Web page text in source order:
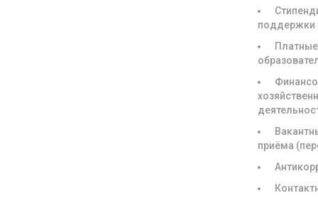
поддержки
Платные
приёма